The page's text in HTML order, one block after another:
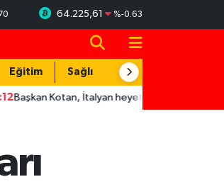
64.225,61 %-0.63
Eğitim Sağlık Teknoloji
İtalyan heyetini ağırladı